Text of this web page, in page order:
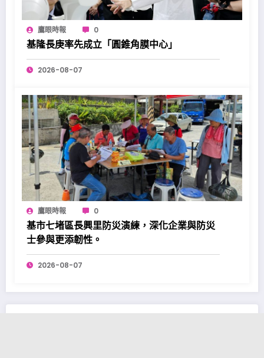
鷹眼時報 0
基隆長庚率先成立「圓錐角膜中心」
2026-08-07
鷹眼時報 0
基市七堵區長興里防災演練，深化企業與防災
士參與更添韌性。
2026-08-07